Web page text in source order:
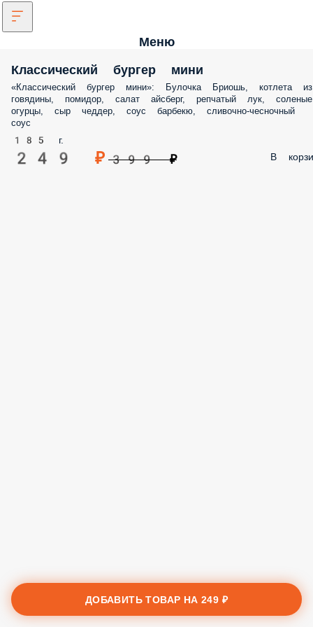
Меню
Классический бургер мини
«Классический бургер мини»: Булочка Бриошь, котлета из
говядины, помидор, салат айсберг, репчатый лук, соленые
огурцы, сыр чеддер, соус барбекю, сливочно-чесночный
соус
185 г.
249 ₽ 399 ₽ В
ДОБАВИТЬ ТОВАР НА249 ₽